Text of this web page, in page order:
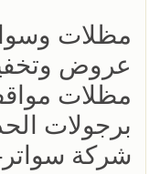
مظلات
عروض
مظلات
برجولات
شركة